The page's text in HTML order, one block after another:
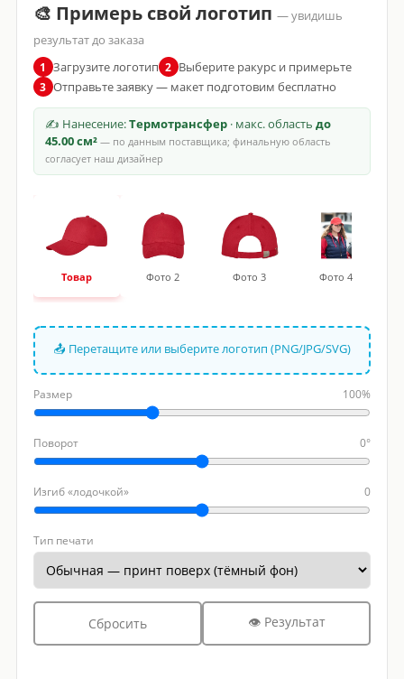
🎨 Примерь свой логотип — увидишь
результат до заказа
1 Загрузите логотип 2 Выберите ракурс и примерьте
3 Отправьте заявку — макет подготовим бесплатно
✍ Нанесение:Термотрансфер· макс. область до
45.00 см²— по данным поставщика; финальную область
согласует наш дизайнер
Товар Фото 2 Фото 3 Фото 4
📤 Перетащите или выберите логотип (PNG/JPG/SVG)
Размер 100%
Поворот 0°
Изгиб «лодочкой» 0
Тип печати
Сбросить 👁 Результат